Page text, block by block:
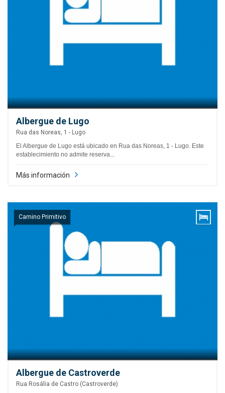
Albergue de Lugo
Rua das Noreas, 1 - Lugo
El Albergue de Lugo está ubicado en Rua das Noreas, 1 - Lugo. Este
establecimiento no admite reserva...
Más información
Camino Primitivo
Albergue de Castroverde
Rua Rosália de Castro (Castroverde)